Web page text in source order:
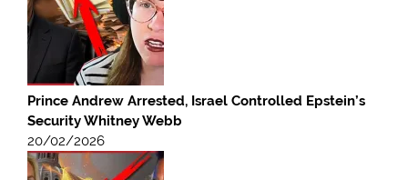
Prince Andrew Arrested, Israel Controlled Epstein’s
Security Whitney Webb
20/02/2026